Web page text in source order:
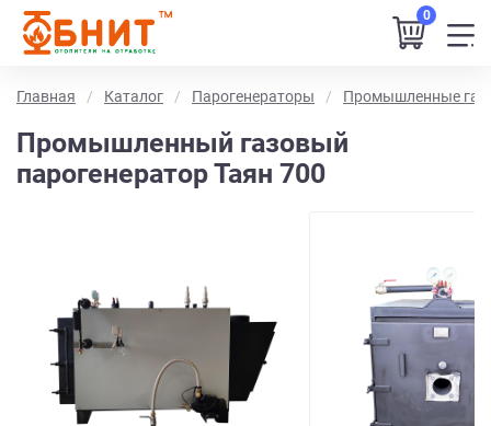
0
Главная Каталог Парогенераторы Промышленные
Промышленный газовый
парогенератор Таян 700